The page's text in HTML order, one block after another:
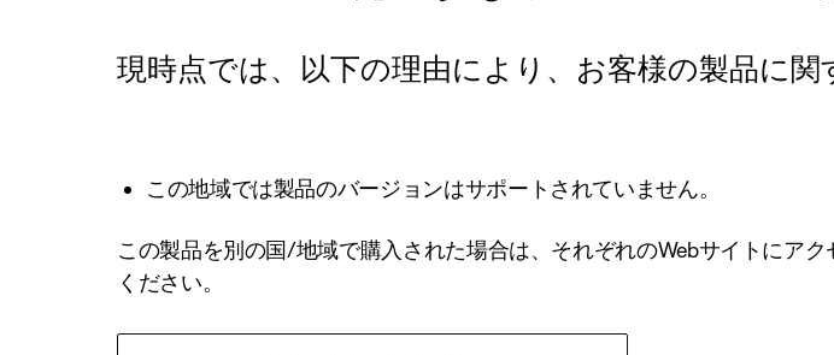
現時点では、以下の理由により、お客様の製品に
この地域では製品のバージョンはサポートされていません。
この製品を別の国/地域で購入された場合は、それぞれのWebサイトにア
ください。